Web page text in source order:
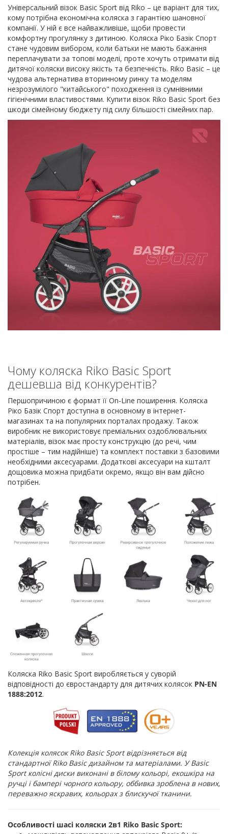
Універсальний візок Basic Sport від Riko – це варіант для тих,
кому потрібна економічна коляска з гарантією шановної
компанії. У ній є все найважливіше, щоби провести
комфортну прогулянку з дитиною. Коляска Ріко Базік Спорт
стане чудовим вибором, коли батьки не мають бажання
переплачувати за топові моделі, проте хочуть отримати від
дитячої коляски високу якість та безпечність. Riko Basic – це
чудова альтернатива вторинному ринку та моделям
незрозумілого "китайського" походження із сумнівними
гігієнічними властивостями. Купити візок Riko Basic Sport без
шкоди сімейному бюджету під силу більшості сімейних пар.
Чому коляска Riko Basic Sport
дешевша від конкурентів?
Першопричиною є формат її On-Line поширення. Коляска
Ріко Базік Спорт доступна в основному в інтернет-
магазинах та на популярних порталах продажу. Також
виробник не використовує преміальних оздоблювальних
матеріалів, візок має просту конструкцію (до речі, чим
простіше – тим надійніше) та комплект поставки з базовими
необхідними аксесуарами. Додаткові аксесуари на кшталт
дощовика можна придбати окремо, якщо він вам дійсно
потрібен.
Коляска Riko Basic Sport виробляється у суворій
відповідності до євростандарту для дитячих колясок PN-EN
1888:2012.
Колекція колясок Riko Basic Sport відрізняється від
стандартної Riko Basic дизайном та матеріалами. У Basic
Sport колісні диски виконані в білому кольорі, екошкіра на
ручці і бампері чорного кольору, оббивка зроблена в нових,
переважно яскравих, кольорах з блискучої тканини.
Особливості шасі коляски 2в1 Riko Basic Sport: